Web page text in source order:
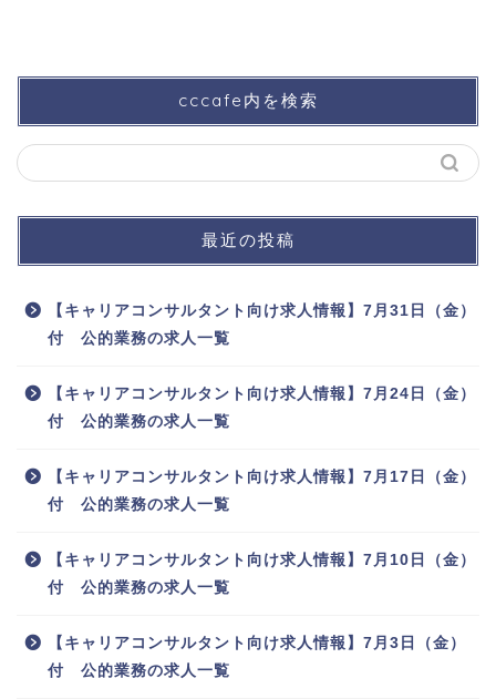
cccafe内を検索
最近の投稿
【キャリアコンサルタント向け求人情報】7月31日（金）
付 公的業務の求人一覧
【キャリアコンサルタント向け求人情報】7月24日（金）
付 公的業務の求人一覧
【キャリアコンサルタント向け求人情報】7月17日（金）
付 公的業務の求人一覧
【キャリアコンサルタント向け求人情報】7月10日（金）
付 公的業務の求人一覧
【キャリアコンサルタント向け求人情報】7月3日（金）
付 公的業務の求人一覧